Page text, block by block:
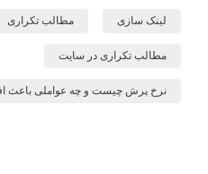
لینک سازی مطالب تکراری
مطالب تکراری در سایت
نرخ پرش چیست و چه عواملی باعث